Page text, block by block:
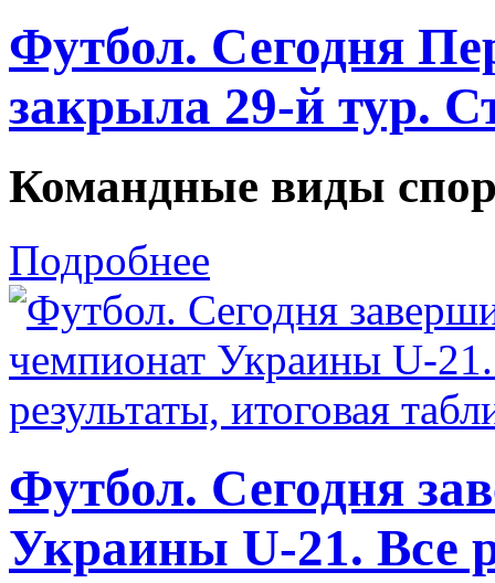
Футбол. Сегодня
закрыла 29-й тур.
Командные виды
Подробнее
Футбол. Сегодня
Украины U-21. Все